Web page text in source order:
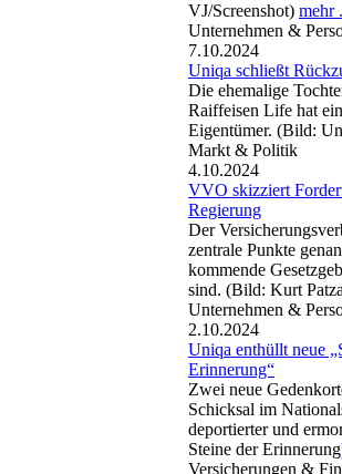
VJ/Screenshot) mehr
Unternehmen &
7.10.2024
Uniqa schließt
Die ehemalige
Raiffeisen Life hat
Eigentümer. (Bild:
Markt & Politik
4.10.2024
VVO skizziert
Regierung
Der
zentrale Punkte
kommende
sind. (Bild: Kurt
Unternehmen &
2.10.2024
Uniqa enthüllt neue
Erinnerung“
Zwei neue
Schicksal im
deportierter und
Steine der
Versicherungen &